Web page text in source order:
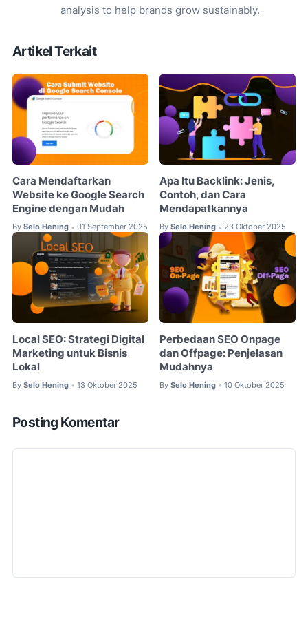
analysis to help brands grow sustainably.
Artikel Terkait
Cara Mendaftarkan
Website ke Google Search
Engine dengan Mudah
By Selo Hening • 01 September 2025
Apa Itu Backlink: Jenis,
Contoh, dan Cara
Mendapatkannya
By Selo Hening • 23 Oktober 2025
Local SEO: Strategi Digital
Marketing untuk Bisnis
Lokal
By Selo Hening • 13 Oktober 2025
Perbedaan SEO Onpage
dan Offpage: Penjelasan
Mudahnya
By Selo Hening • 10 Oktober 2025
Posting Komentar